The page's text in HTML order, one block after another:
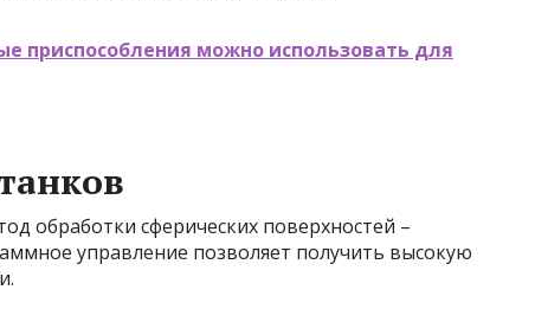
приспособления можно использовать для
обработки сферических поверхностей –
управление позволяет получить высокую